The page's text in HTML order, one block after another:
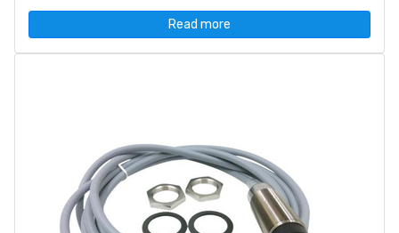
Read more